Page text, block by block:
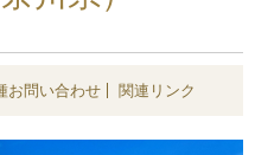
お問い合わせ 関連リンク